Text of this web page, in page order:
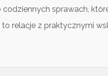
sprawach,
relacje z praktycznymi